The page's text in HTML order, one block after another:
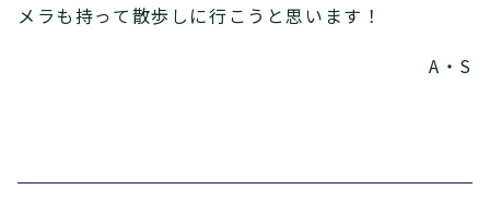
メラも持って散歩しに行こうと思います！
A・S